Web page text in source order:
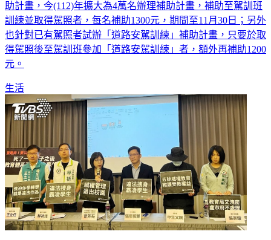
助計畫，今(112)年擴大為4萬名辦理補助計畫，補助至駕訓班
訓練並取得駕照者，每名補助1300元，期間至11月30日；另外
也針對已有駕照者試辦「道路安駕訓練」補助計畫，只要於取
得駕照後至駕訓班參加「道路安駕訓練」者，額外再補助1200
元。
生活